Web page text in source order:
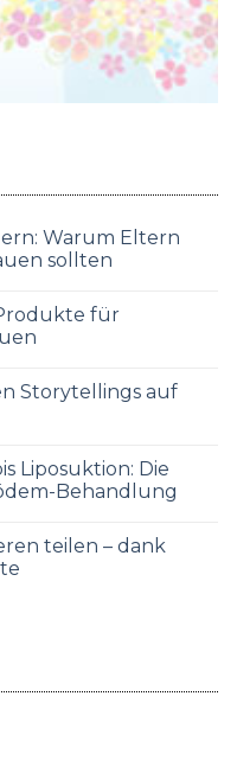
Warum Eltern
sollten
für
Storytellings auf
Liposuktion: Die
Behandlung
teilen – dank